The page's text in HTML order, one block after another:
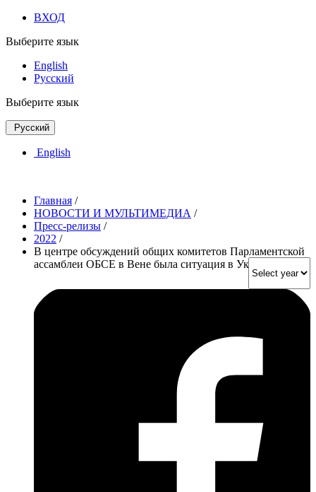
ВХОД
Выберите язык
English
Русский
Выберите язык
Русский
English
Главная /
НОВОСТИ И МУЛЬТИМЕДИА /
Пресс-релизы /
2022 /
В центре обсуждений общих комитетов Парламентской
ассамблеи ОБСЕ в Вене была ситуация в Украине